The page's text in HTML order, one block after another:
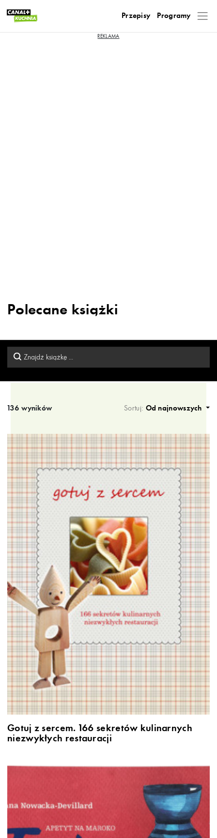
Przepisy Programy
Polecane książki
136 wyników Sortuj: Od najnowszych
Wyniki wyszukiwania
Gotuj z sercem. 166 sekretów kulinarnych
niezwykłych restauracji